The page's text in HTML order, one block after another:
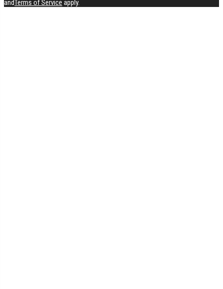
andTerms of Service apply.